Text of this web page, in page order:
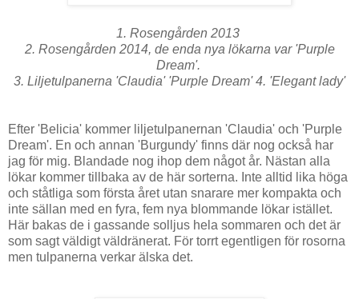
1. Rosengården 2013
2. Rosengården 2014, de enda nya lökarna var 'Purple
Dream'.
3. Liljetulpanerna 'Claudia' 'Purple Dream' 4. 'Elegant lady'
Efter 'Belicia' kommer liljetulpanernan 'Claudia' och 'Purple
Dream'. En och annan 'Burgundy' finns där nog också har
jag för mig. Blandade nog ihop dem något år. Nästan alla
lökar kommer tillbaka av de här sorterna. Inte alltid lika höga
och ståtliga som första året utan snarare mer kompakta och
inte sällan med en fyra, fem nya blommande lökar istället.
Här bakas de i gassande solljus hela sommaren och det är
som sagt väldigt väldränerat. För torrt egentligen för rosorna
men tulpanerna verkar älska det.